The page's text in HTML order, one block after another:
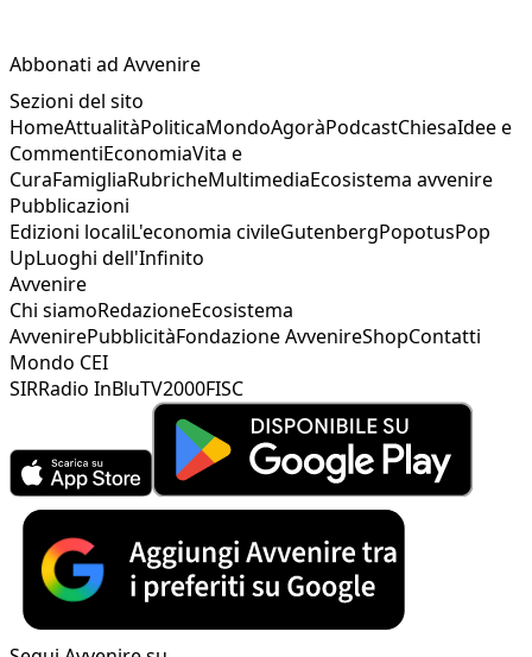
Abbonati ad Avvenire
Sezioni del sito
HomeAttualitàPoliticaMondoAgoràPodcastChiesaIdee e
CommentiEconomiaVita e
CuraFamigliaRubricheMultimediaEcosistema avvenire
Pubblicazioni
Edizioni localiL'economia civileGutenbergPopotusPop
UpLuoghi dell'Infinito
Avvenire
Chi siamoRedazioneEcosistema
AvvenirePubblicitàFondazione AvvenireShopContatti
Mondo CEI
SIRRadio InBluTV2000FISC